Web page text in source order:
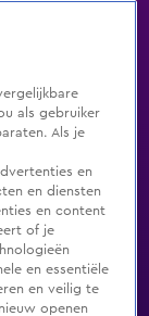
als gebruiker
Als je
en
en diensten
en content
of je
en essentiële
en veilig te
openen